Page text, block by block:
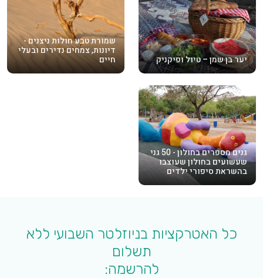
יער בן שמן – טיול ופיקניק
שמורת טבע חולות ניצנים -
דיונות, צמחים נדירים ובעלי
חיים
גנים מספרים בחולון - 50 גני
שעשועים בחולון שעוצבו
בהשראת סיפורי ילדים
כל האטרקציות בניוזלטר השבועי ללא
תשלום
להרשמה: